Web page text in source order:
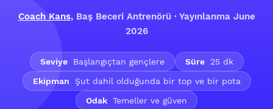
Coach Kans, Baş Beceri Antrenörü · Yayınlanma June
2026
Seviye Başlangıçtan gençlere Süre
25 dk
Ekipman
Şut dahil olduğunda bir top ve bir pota
Odak Temeller ve güven